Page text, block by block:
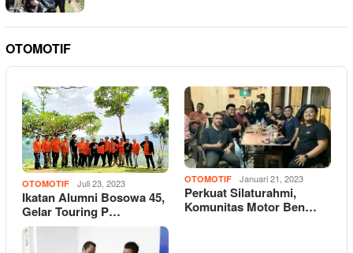
OTOMOTIF
OTOMOTIF Juli 23, 2023
Ikatan Alumni Bosowa 45,
Gelar Touring P…
OTOMOTIF Januari 21, 2023
Perkuat Silaturahmi,
Komunitas Motor Ben…